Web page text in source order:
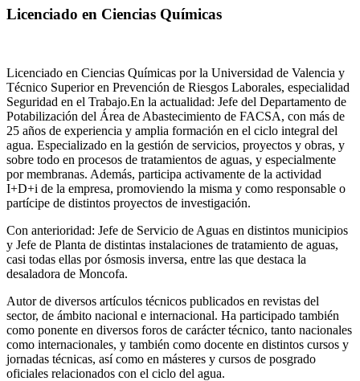
Licenciado en Ciencias Químicas
Licenciado en Ciencias Químicas por la Universidad de Valencia y
Técnico Superior en Prevención de Riesgos Laborales, especialidad
Seguridad en el Trabajo.En la actualidad: Jefe del Departamento de
Potabilización del Área de Abastecimiento de FACSA, con más de
25 años de experiencia y amplia formación en el ciclo integral del
agua. Especializado en la gestión de servicios, proyectos y obras, y
sobre todo en procesos de tratamientos de aguas, y especialmente
por membranas. Además, participa activamente de la actividad
I+D+i de la empresa, promoviendo la misma y como responsable o
partícipe de distintos proyectos de investigación.
Con anterioridad: Jefe de Servicio de Aguas en distintos municipios
y Jefe de Planta de distintas instalaciones de tratamiento de aguas,
casi todas ellas por ósmosis inversa, entre las que destaca la
desaladora de Moncofa.
Autor de diversos artículos técnicos publicados en revistas del
sector, de ámbito nacional e internacional. Ha participado también
como ponente en diversos foros de carácter técnico, tanto nacionales
como internacionales, y también como docente en distintos cursos y
jornadas técnicas, así como en másteres y cursos de posgrado
oficiales relacionados con el ciclo del agua.